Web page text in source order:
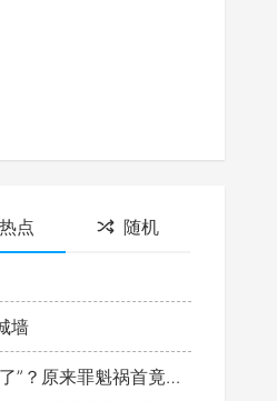
热点 随机
墙
原来罪魁祸首竟是MTU